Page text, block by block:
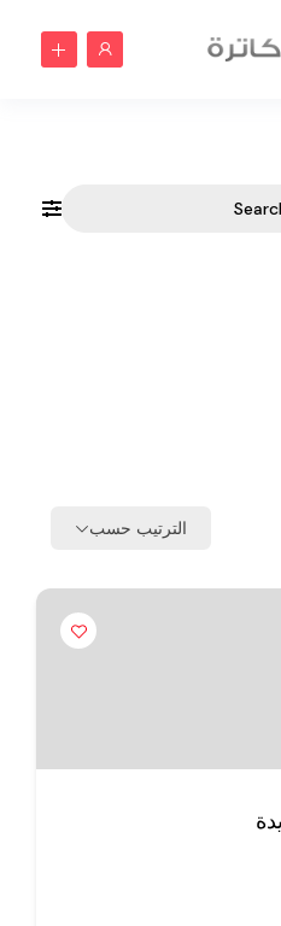
| الدكاترة
الترتيب حسب